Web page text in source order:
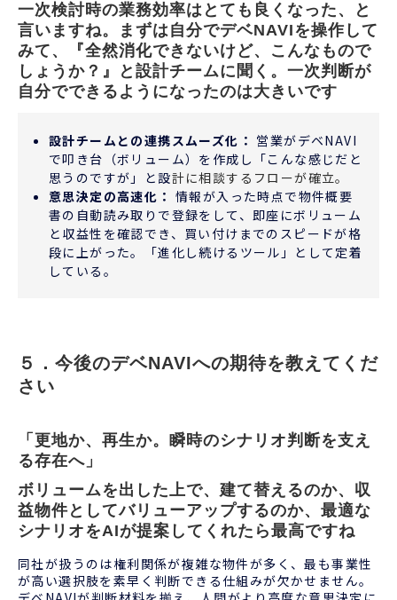
一次検討時の業務効率はとても良くなった、と
言いますね。まずは自分でデベNAVIを操作して
みて、『全然消化できないけど、こんなもので
しょうか？』と設計チームに聞く。一次判断が
自分でできるようになったのは大きいです
設計チームとの連携スムーズ化： 営業がデベNAVI
で叩き台（ボリューム）を作成し「こんな感じだと
思うのですが」と設計に相談するフローが確立。
意思決定の高速化： 情報が入った時点で物件概要
書の自動読み取りで登録をして、即座にボリューム
と収益性を確認でき、買い付けまでのスピードが格
段に上がった。「進化し続けるツール」として定着
している。
５．今後のデベNAVIへの期待を教えてくだ
さい
「更地か、再生か。瞬時のシナリオ判断を支え
る存在へ」
ボリュームを出した上で、建て替えるのか、収
益物件としてバリューアップするのか、最適な
シナリオをAIが提案してくれたら最高ですね
同社が扱うのは権利関係が複雑な物件が多く、最も事業性
が高い選択肢を素早く判断できる仕組みが欠かせません。